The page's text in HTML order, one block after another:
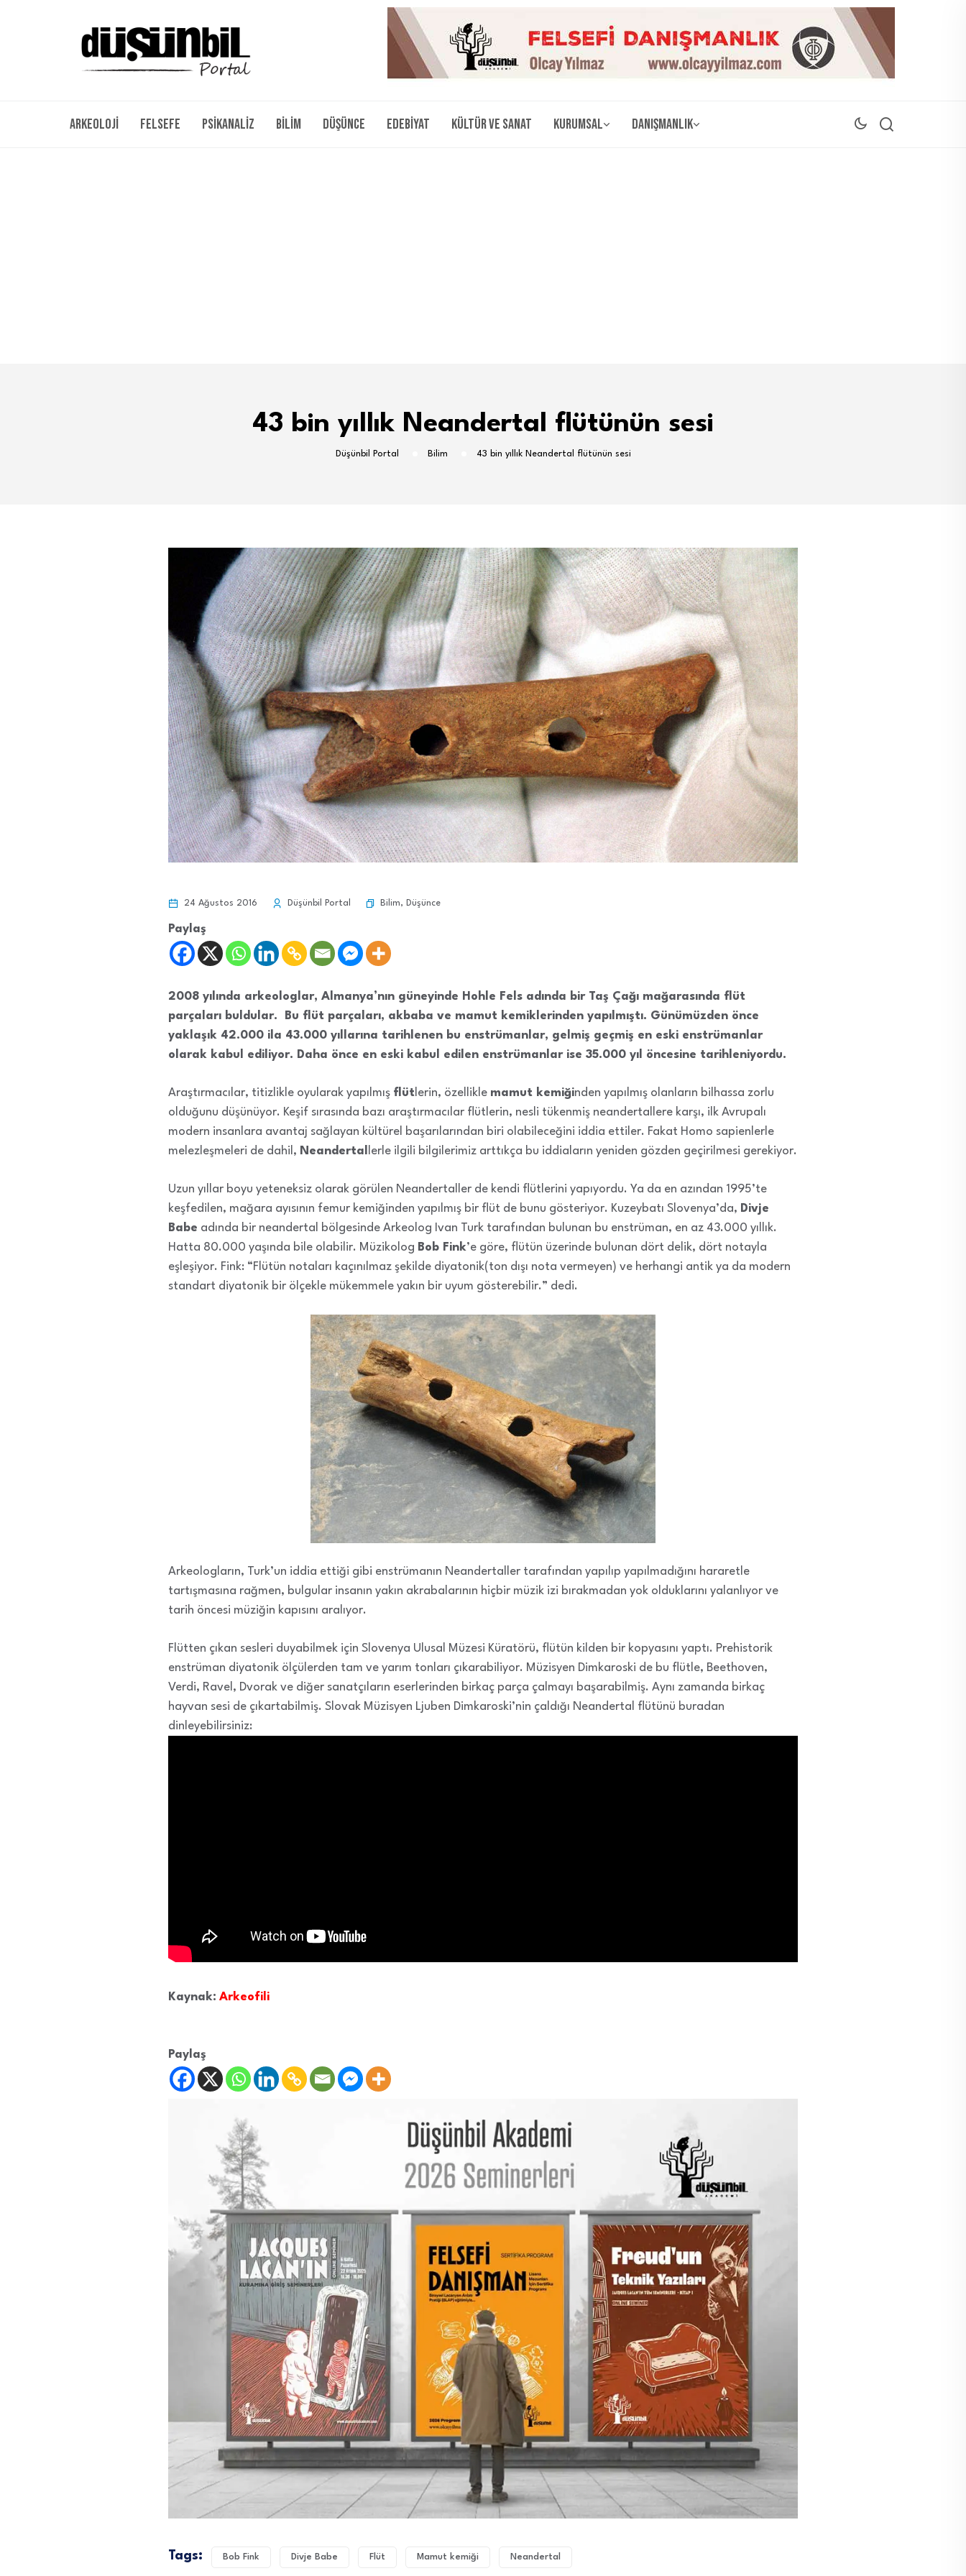
Arkeoloji Felsefe Psikanaliz Bilim Düşünce Edebiyat Kültür ve Sanat Kurumsal Danışmanlık
43 bin yıllık Neandertal flütünün sesi
Düşünbil Portal Bilim 43 bin yıllık Neandertal flütünün sesi
24 Ağustos 2016 Düşünbil Portal Bilim, Düşünce
Paylaş
2008 yılında arkeologlar, Almanya’nın güneyinde Hohle Fels adında bir Taş Çağı mağarasında flüt
parçaları buldular. Bu flüt parçaları, akbaba ve mamut kemiklerinden yapılmıştı. Günümüzden önce
yaklaşık 42.000 ila 43.000 yıllarına tarihlenen bu enstrümanlar, gelmiş geçmiş en eski enstrümanlar
olarak kabul ediliyor. Daha önce en eski kabul edilen enstrümanlar ise 35.000 yıl öncesine tarihleniyordu.
Araştırmacılar, titizlikle oyularak yapılmış flüt lerin, özellikle mamut kemiğinden yapılmış olanların bilhassa zorlu
olduğunu düşünüyor. Keşif sırasında bazı araştırmacılar flütlerin, nesli tükenmiş neandertallere karşı, ilk Avrupalı
modern insanlara avantaj sağlayan kültürel başarılarından biri olabileceğini iddia ettiler. Fakat Homo sapienlerle
melezleşmeleri de dahil, Neandertal lerle ilgili bilgilerimiz arttıkça bu iddiaların yeniden gözden geçirilmesi gerekiyor.
Uzun yıllar boyu yeteneksiz olarak görülen Neandertaller de kendi flütlerini yapıyordu. Ya da en azından 1995’te
keşfedilen, mağara ayısının femur kemiğinden yapılmış bir flüt de bunu gösteriyor. Kuzeybatı Slovenya’da, Divje
Babe adında bir neandertal bölgesinde Arkeolog Ivan Turk tarafından bulunan bu enstrüman, en az 43.000 yıllık.
Hatta 80.000 yaşında bile olabilir. Müzikolog Bob Fink’e göre, flütün üzerinde bulunan dört delik, dört notayla
eşleşiyor. Fink: “Flütün notaları kaçınılmaz şekilde diyatonik(ton dışı nota vermeyen) ve herhangi antik ya da modern
standart diyatonik bir ölçekle mükemmele yakın bir uyum gösterebilir.” dedi.
Arkeologların, Turk’un iddia ettiği gibi enstrümanın Neandertaller tarafından yapılıp yapılmadığını hararetle
tartışmasına rağmen, bulgular insanın yakın akrabalarının hiçbir müzik izi bırakmadan yok olduklarını yalanlıyor ve
tarih öncesi müziğin kapısını aralıyor.
Flütten çıkan sesleri duyabilmek için Slovenya Ulusal Müzesi Küratörü, flütün kilden bir kopyasını yaptı. Prehistorik
enstrüman diyatonik ölçülerden tam ve yarım tonları çıkarabiliyor. Müzisyen Dimkaroski de bu flütle, Beethoven,
Verdi, Ravel, Dvorak ve diğer sanatçıların eserlerinden birkaç parça çalmayı başarabilmiş. Aynı zamanda birkaç
hayvan sesi de çıkartabilmiş. Slovak Müzisyen Ljuben Dimkaroski’nin çaldığı Neandertal flütünü buradan
dinleyebilirsiniz:
Kaynak: Arkeofili
Paylaş
Tags: Bob Fink Divje Babe Flüt Mamut kemiği Neandertal